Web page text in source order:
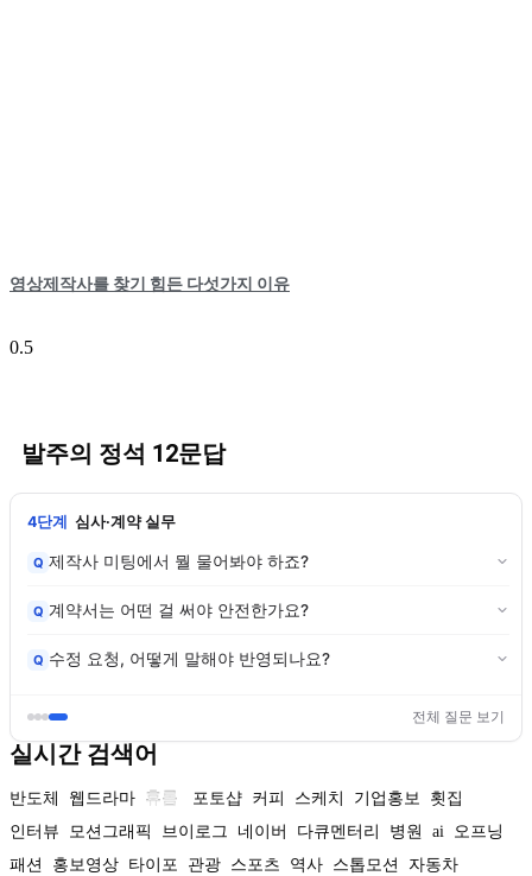
영상제작사를 찾기 힘든 다섯가지 이유
발주의 정석 12문답
4단계 심사·계약 실무
Q 제작사 미팅에서 뭘 물어봐야 하죠?
Q 계약서는 어떤 걸 써야 안전한가요?
Q 수정 요청, 어떻게 말해야 반영되나요?
전체 질문 보기
실시간 검색어
반도체 웹드라마 휴롬 포토샵 커피 스케치 기업홍보
횟집
인터뷰
모션그래픽 브이로그 네이버 다큐멘터리 병원 ai 오프닝
패션
홍보영상 타이포 관광 스포츠 역사 스톱모션
자동차